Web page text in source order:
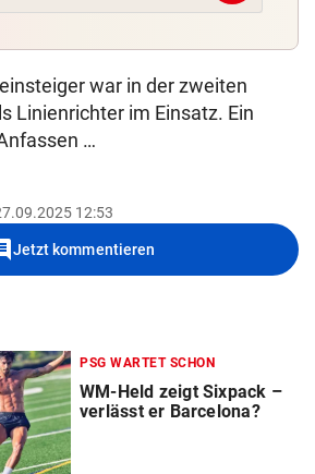
war in der zweiten
Linienrichter im Einsatz. Ein
…
12:53
Jetzt kommentieren
PSG WARTET SCHON
WM-Held zeigt Sixpack –
verlässt er Barcelona?